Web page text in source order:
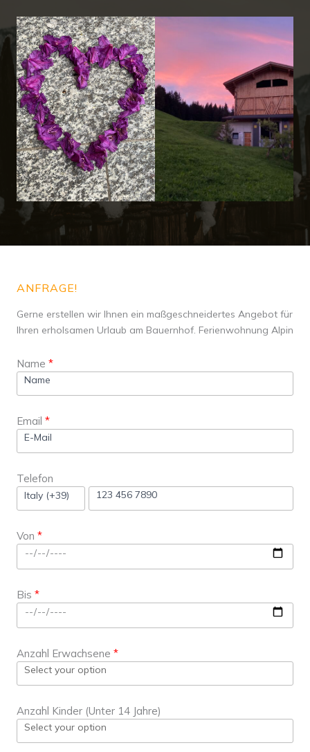
ANFRAGE!
Gerne erstellen wir Ihnen ein maßgeschneidertes Angebot für
Ihren erholsamen Urlaub am Bauernhof. Ferienwohnung Alpin
Name
Email
Telefon
Von
Bis
Anzahl Erwachsene
Anzahl Kinder (Unter 14 Jahre)